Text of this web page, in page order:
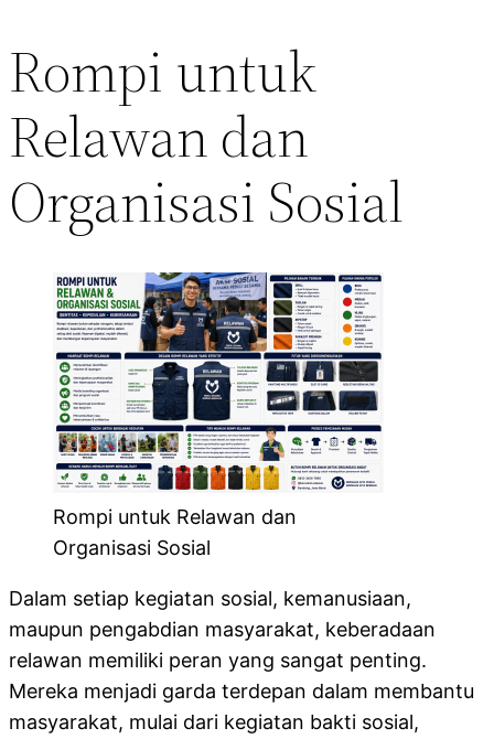
Rompi untuk
Relawan dan
Organisasi Sosial
Rompi untuk Relawan dan
Organisasi Sosial
Dalam setiap kegiatan sosial, kemanusiaan,
maupun pengabdian masyarakat, keberadaan
relawan memiliki peran yang sangat penting.
Mereka menjadi garda terdepan dalam membantu
masyarakat, mulai dari kegiatan bakti sosial,